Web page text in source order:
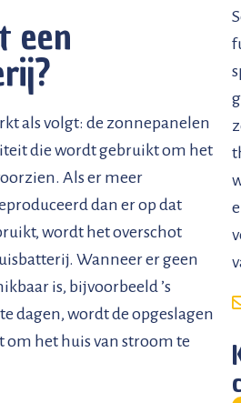
een
als volgt: de zonnepanelen
die wordt gebruikt om het
Als er meer
dan er op dat
wordt het overschot
Wanneer er geen
is, bijvoorbeeld ’s
dagen, wordt de opgeslagen
het huis van stroom te